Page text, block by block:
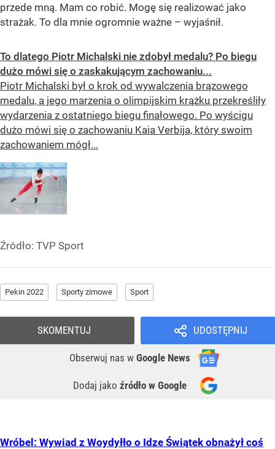
przede mną. Mam co robić. Mogę się realizować jako
strażak. To dla mnie ogromnie ważne – wyjaśnił.
To dlatego Piotr Michalski nie zdobył medalu? Po biegu
dużo mówi się o zaskakującym zachowaniu...
Piotr Michalski był o krok od wywalczenia brązowego
medalu, a jego marzenia o olimpijskim krążku przekreśliły
wydarzenia z ostatniego biegu finałowego. Po wyścigu
dużo mówi się o zachowaniu Kaia Verbija, który swoim
zachowaniem mógł...
Źródło: TVP Sport
Pekin 2022 Sporty zimowe Sport
UDOSTĘPNIJ
Obserwuj nas w Google News
Dodaj jako źródło w Google
SKOMENTUJ
Wróbel: Wywiad z Woydyłło o Idze Świątek obnażył coś